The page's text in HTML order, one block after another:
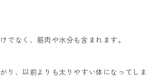
でなく、筋肉や水分も含まれます。
り、以前よりも太りやすい体になってしま